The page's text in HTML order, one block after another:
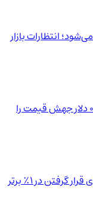
انتظارات بازار
قیمت دوج‌کوین؛ آیا عبور از ۰.۰۷۲ دلار جهش قیمت را
به‌روزرسانی لیست ثروتمندان ریپل؛ برای قرار گرفتن در ۱٪ برتر